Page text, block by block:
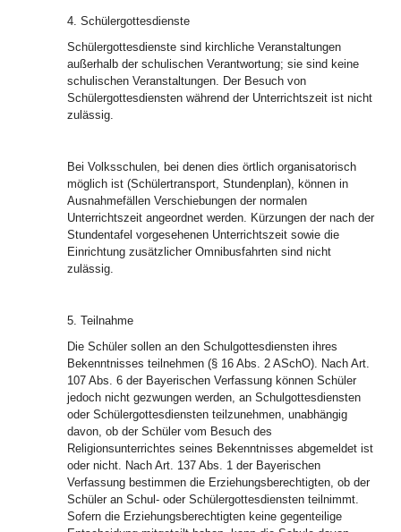
4. Schülergottesdienste
Schülergottesdienste sind kirchliche Veranstaltungen
außerhalb der schulischen Verantwortung; sie sind keine
schulischen Veranstaltungen. Der Besuch von
Schülergottesdiensten während der Unterrichtszeit ist nicht
zulässig.
Bei Volksschulen, bei denen dies örtlich organisatorisch
möglich ist (Schülertransport, Stundenplan), können in
Ausnahmefällen Verschiebungen der normalen
Unterrichtszeit angeordnet werden. Kürzungen der nach der
Stundentafel vorgesehenen Unterrichtszeit sowie die
Einrichtung zusätzlicher Omnibusfahrten sind nicht
zulässig.
5. Teilnahme
Die Schüler sollen an den Schulgottesdiensten ihres
Bekenntnisses teilnehmen (§ 16 Abs. 2 ASchO). Nach Art.
107 Abs. 6 der Bayerischen Verfassung können Schüler
jedoch nicht gezwungen werden, an Schulgottesdiensten
oder Schülergottesdiensten teilzunehmen, unabhängig
davon, ob der Schüler vom Besuch des
Religionsunterrichtes seines Bekenntnisses abgemeldet ist
oder nicht. Nach Art. 137 Abs. 1 der Bayerischen
Verfassung bestimmen die Erziehungsberechtigten, ob der
Schüler an Schul- oder Schülergottesdiensten teilnimmt.
Sofern die Erziehungsberechtigten keine gegenteilige